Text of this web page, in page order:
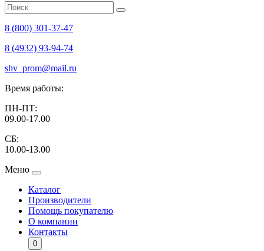
8 (800) 301-37-47
8 (4932) 93-94-74
shv_prom@mail.ru
Время работы:
ПН-ПТ:
09.00-17.00
СБ:
10.00-13.00
Меню
Каталог
Производители
Помощь покупателю
О компании
Контакты
0